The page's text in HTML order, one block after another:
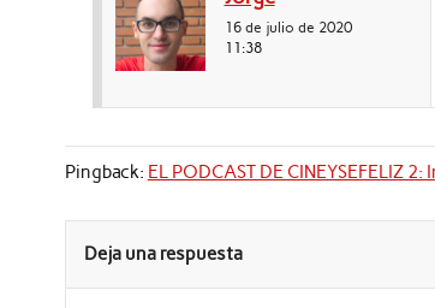
16 de julio de 2020
11:38
Pingback: EL PODCAST DE CINEYSEFELIZ
Deja una respuesta